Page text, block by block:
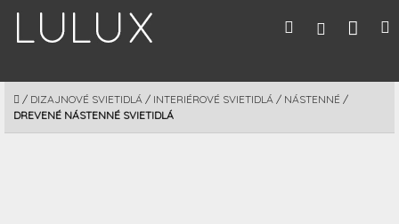
obsah
Hľadať
DOMOV
/ DIZAJNOVÉ SVIETIDLÁ / INTERIÉROVÉ SVIETIDLÁ / NÁSTENNÉ /
DREVENÉ NÁSTENNÉ SVIETIDLÁ